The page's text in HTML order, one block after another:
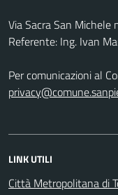
Via Sacra San
Referente: Ing. Ivan
Per comunicazioni al
LINK UTILI
Città Metropolitana di